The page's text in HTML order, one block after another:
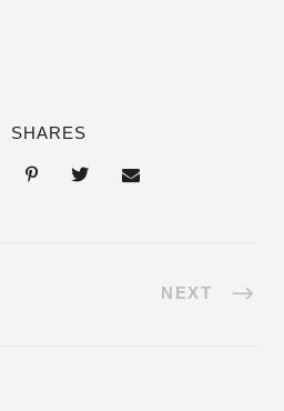
SHARES
NEXT